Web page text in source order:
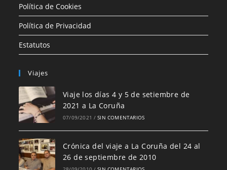
Política de Cookies
Política de Privacidad
Estatutos
Viajes
Viaje los días 4 y 5 de setiembre de
2021 a La Coruña
07/09/2021 / SIN COMENTARIOS
Crónica del viaje a La Coruña del 24 al
26 de septiembre de 2010